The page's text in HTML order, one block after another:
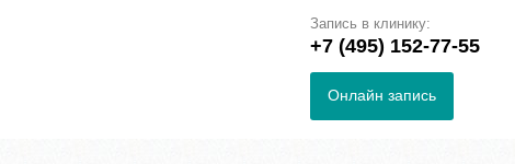
Запись в клинику:
+7 (495) 152-77-55
Онлайн запись